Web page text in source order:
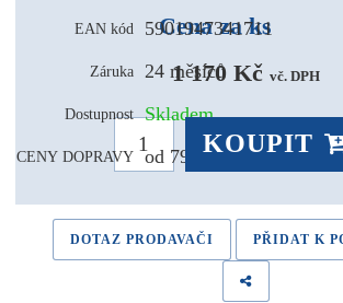
EAN kód 5901947341711
Záruka 24 měsíců
Dostupnost Skladem
CENY DOPRAVY od 79,- Kč
Cena za ks
1 170 Kč vč. DPH
KOUPIT
DOTAZ PRODAVAČI PŘIDAT K